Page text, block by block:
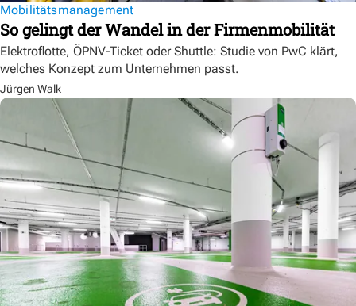
Mobilitätsmanagement
So gelingt der Wandel in der Firmenmobilität
Elektroflotte, ÖPNV-Ticket oder Shuttle: Studie von PwC klärt,
welches Konzept zum Unternehmen passt.
Jürgen Walk